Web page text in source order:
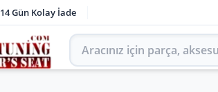
14 Gün Kolay İade
Aracınız için parça arayın